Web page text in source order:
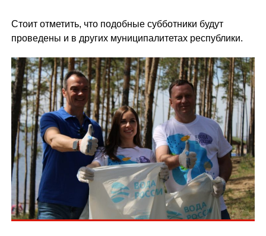
Стоит отметить, что подобные субботники будут
проведены и в других муниципалитетах республики.